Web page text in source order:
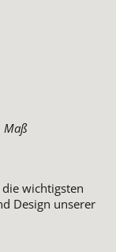
Maß
wichtigsten
Design unserer